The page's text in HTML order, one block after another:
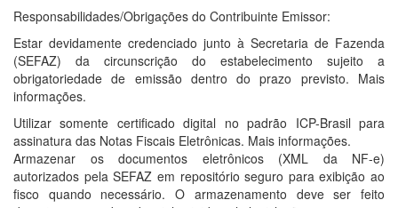
Responsabilidades/Obrigações do Contribuinte Emissor:
Estar devidamente credenciado junto à Secretaria de Fazenda
(SEFAZ) da circunscrição do estabelecimento sujeito a
obrigatoriedade de emissão dentro do prazo previsto. Mais
informações.
Utilizar somente certificado digital no padrão ICP-Brasil para
assinatura das Notas Fiscais Eletrônicas. Mais informações.
Armazenar os documentos eletrônicos (XML da NF-e)
autorizados pela SEFAZ em repositório seguro para exibição ao
fisco quando necessário. O armazenamento deve ser feito